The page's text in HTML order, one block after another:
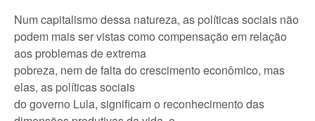
Num capitalismo dessa natureza, as políticas sociais não
podem mais ser vistas como compensação em relação
aos problemas de extrema
pobreza, nem de falta do crescimento econômico, mas
elas, as políticas sociais
do governo Lula, significam o reconhecimento das